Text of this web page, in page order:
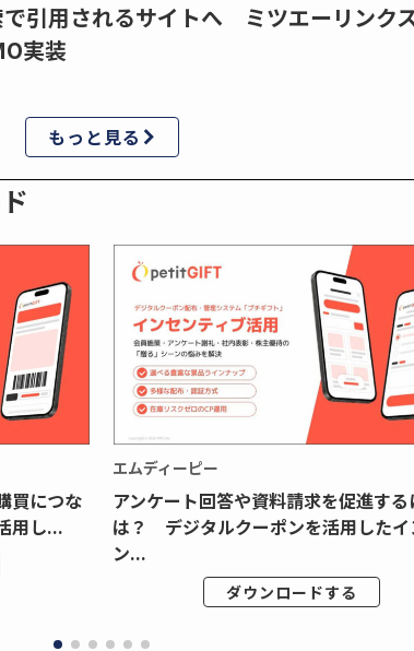
引用されるサイトへ ミツエーリンク
実装
もっと見る
買につな
用し...
エムディーピー
アンケート回答や資料請求を促進する
は？ デジタルクーポンを活用したイ
ン...
ダウンロードする